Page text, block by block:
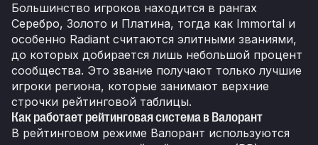
Большинство игроков находится в рангах
Серебро, Золото и Платина, тогда как Immortal и
особенно Radiant считаются элитными званиями,
до которых добирается лишь небольшой процент
сообщества. Это звание получают только лучшие
игроки региона, которые занимают верхние
строчки рейтинговой таблицы.
Как работает рейтинговая система в Валорант
В рейтинговом режиме Валорант используются